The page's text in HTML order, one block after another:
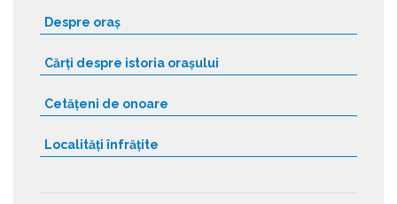
Despre oraș
Cărți despre istoria orașului
Cetățeni de onoare
Localități înfrățite